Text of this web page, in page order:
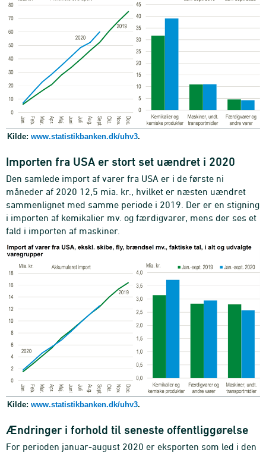
Kilde: www.statistikbanken.dk/uhv3.
Importen fra USA er stort set uændret i 2020
Den samlede import af varer fra USA er i de første ni
måneder af 2020 12,5 mia. kr., hvilket er næsten uændret
sammenlignet med samme periode i 2019. Der er en stigning
i importen af kemikalier mv. og færdigvarer, mens der ses et
fald i importen af maskiner.
Kilde: www.statistikbanken.dk/uhv3.
Ændringer i forhold til seneste offentliggørelse
For perioden januar-august 2020 er eksporten som led i den